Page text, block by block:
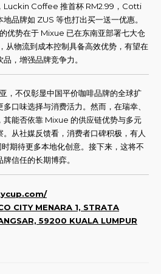
Luckin Coffee 推首杯 RM2.99，Cotti
品牌如 ZUS 等也打出买一送一优惠。
优势在于 Mixue 已在东南亚部署七大仓
从物流到成本控制具备高效优势，有望在
，增强品牌竞争力。
，不仅彰显中国平价咖啡品牌的全球扩
口味选择与消费活力。然而，在瑞幸、
其能否依靠 Mixue 的供应链优势与多元
从社媒反馈看，消费者口碑积极，有人
期待更多本地化创意。接下来，这将不
信任的长期博弈。
CITY MENARA 1, STRATA
59200 KUALA LUMPUR